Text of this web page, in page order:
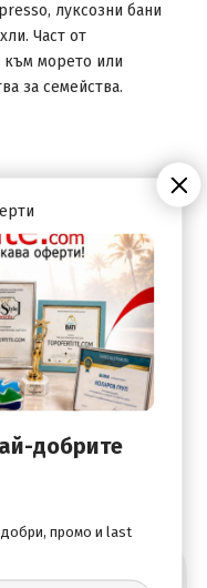
луксозни бани
Част от
към морето или
за семейства.
плаж, награждаван
сауни, хамам и
детски клуб,
Хотелът
бар, барове с
паркинг и висок
добрите оферти
добрите
промо и last